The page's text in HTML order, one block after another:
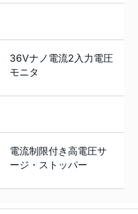
36Vナノ電流2入力電圧
モニタ
電流制限付き高電圧サ
ージ・ストッパー